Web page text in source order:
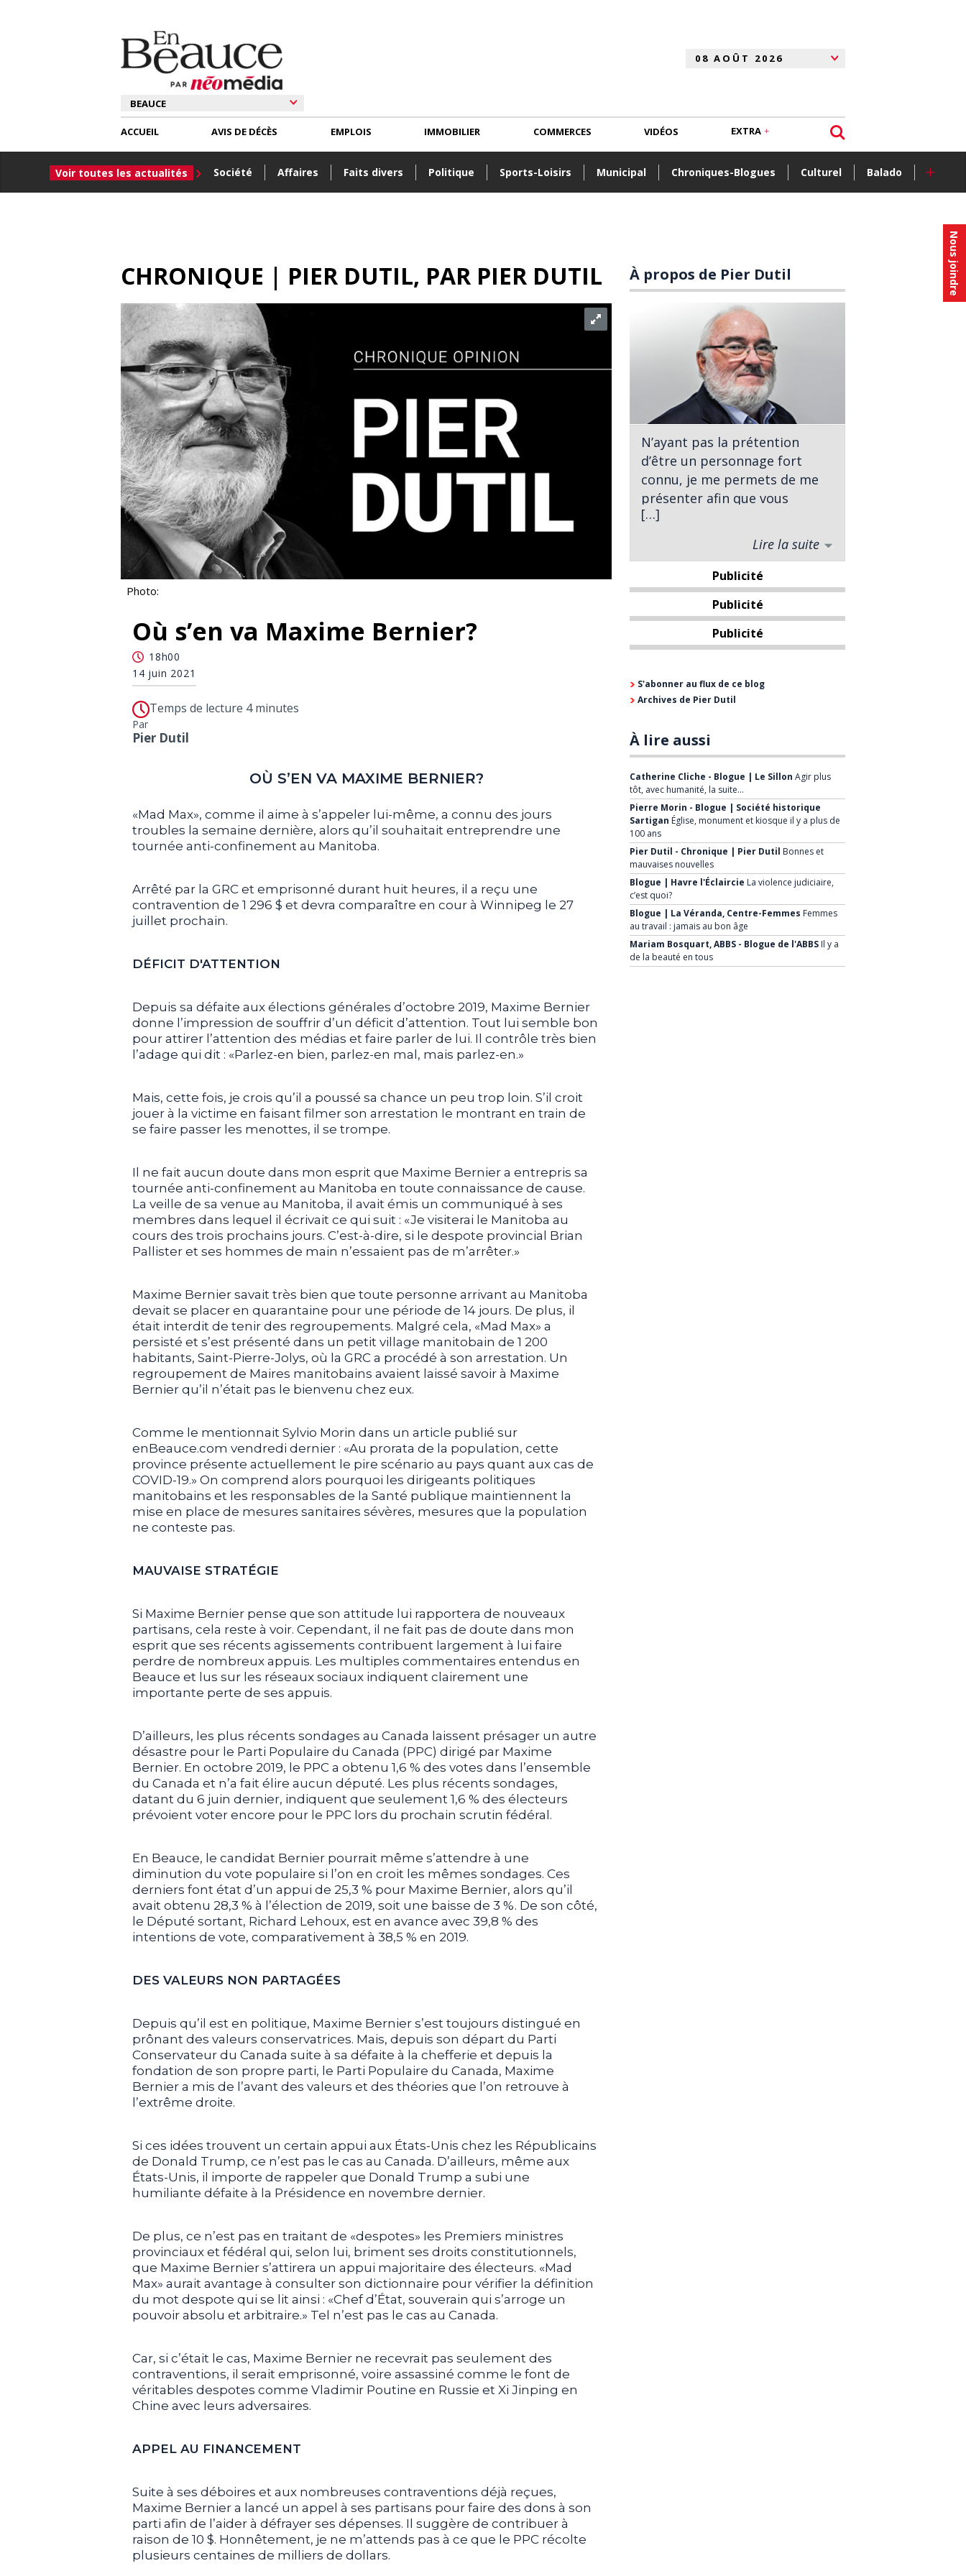
Nous joindre
ACCUEIL
Voir toutes les actualités Société Affaires Faits divers Politique Sports-Loisirs Municipal Chroniques-Blogues Culturel Balado +
AVIS DE DÉCÈS EMPLOIS IMMOBILIER COMMERCES VIDÉOS EXTRA
CHRONIQUE | PIER DUTIL, PAR PIER DUTIL
Photo:
Où s’en va Maxime Bernier?
18h00
14 juin 2021
Temps de lecture 4 minutes
Par
Pier Dutil
OÙ S’EN VA MAXIME BERNIER?
«Mad Max», comme il aime à s’appeler lui-même, a connu des jours
troubles la semaine dernière, alors qu’il souhaitait entreprendre une
tournée anti-confinement au Manitoba.
Arrêté par la GRC et emprisonné durant huit heures, il a reçu une
contravention de 1 296 $ et devra comparaître en cour à Winnipeg le 27
juillet prochain.
DÉFICIT D'ATTENTION
Depuis sa défaite aux élections générales d’octobre 2019, Maxime Bernier
donne l’impression de souffrir d’un déficit d’attention. Tout lui semble bon
pour attirer l’attention des médias et faire parler de lui. Il contrôle très bien
l’adage qui dit : «Parlez-en bien, parlez-en mal, mais parlez-en.»
Mais, cette fois, je crois qu’il a poussé sa chance un peu trop loin. S’il croit
jouer à la victime en faisant filmer son arrestation le montrant en train de
se faire passer les menottes, il se trompe.
Il ne fait aucun doute dans mon esprit que Maxime Bernier a entrepris sa
tournée anti-confinement au Manitoba en toute connaissance de cause.
La veille de sa venue au Manitoba, il avait émis un communiqué à ses
membres dans lequel il écrivait ce qui suit : «Je visiterai le Manitoba au
cours des trois prochains jours. C’est-à-dire, si le despote provincial Brian
Pallister et ses hommes de main n’essaient pas de m’arrêter.»
Maxime Bernier savait très bien que toute personne arrivant au Manitoba
devait se placer en quarantaine pour une période de 14 jours. De plus, il
était interdit de tenir des regroupements. Malgré cela, «Mad Max» a
persisté et s’est présenté dans un petit village manitobain de 1 200
habitants, Saint-Pierre-Jolys, où la GRC a procédé à son arrestation. Un
regroupement de Maires manitobains avaient laissé savoir à Maxime
Bernier qu’il n’était pas le bienvenu chez eux.
Comme le mentionnait Sylvio Morin dans un article publié sur
enBeauce.com vendredi dernier : «Au prorata de la population, cette
province présente actuellement le pire scénario au pays quant aux cas de
COVID-19.» On comprend alors pourquoi les dirigeants politiques
manitobains et les responsables de la Santé publique maintiennent la
mise en place de mesures sanitaires sévères, mesures que la population
ne conteste pas.
MAUVAISE STRATÉGIE
Si Maxime Bernier pense que son attitude lui rapportera de nouveaux
partisans, cela reste à voir. Cependant, il ne fait pas de doute dans mon
esprit que ses récents agissements contribuent largement à lui faire
perdre de nombreux appuis. Les multiples commentaires entendus en
Beauce et lus sur les réseaux sociaux indiquent clairement une
importante perte de ses appuis.
D’ailleurs, les plus récents sondages au Canada laissent présager un autre
désastre pour le Parti Populaire du Canada (PPC) dirigé par Maxime
Bernier. En octobre 2019, le PPC a obtenu 1,6 % des votes dans l’ensemble
du Canada et n’a fait élire aucun député. Les plus récents sondages,
datant du 6 juin dernier, indiquent que seulement 1,6 % des électeurs
prévoient voter encore pour le PPC lors du prochain scrutin fédéral.
En Beauce, le candidat Bernier pourrait même s’attendre à une
diminution du vote populaire si l’on en croit les mêmes sondages. Ces
derniers font état d’un appui de 25,3 % pour Maxime Bernier, alors qu’il
avait obtenu 28,3 % à l’élection de 2019, soit une baisse de 3 %. De son côté,
le Député sortant, Richard Lehoux, est en avance avec 39,8 % des
intentions de vote, comparativement à 38,5 % en 2019.
DES VALEURS NON PARTAGÉES
Depuis qu’il est en politique, Maxime Bernier s’est toujours distingué en
prônant des valeurs conservatrices. Mais, depuis son départ du Parti
Conservateur du Canada suite à sa défaite à la chefferie et depuis la
fondation de son propre parti, le Parti Populaire du Canada, Maxime
Bernier a mis de l’avant des valeurs et des théories que l’on retrouve à
l’extrême droite.
Si ces idées trouvent un certain appui aux États-Unis chez les Républicains
de Donald Trump, ce n’est pas le cas au Canada. D’ailleurs, même aux
États-Unis, il importe de rappeler que Donald Trump a subi une
humiliante défaite à la Présidence en novembre dernier.
De plus, ce n’est pas en traitant de «despotes» les Premiers ministres
provinciaux et fédéral qui, selon lui, briment ses droits constitutionnels,
que Maxime Bernier s’attirera un appui majoritaire des électeurs. «Mad
Max» aurait avantage à consulter son dictionnaire pour vérifier la définition
du mot despote qui se lit ainsi : «Chef d’État, souverain qui s’arroge un
pouvoir absolu et arbitraire.» Tel n’est pas le cas au Canada.
Car, si c’était le cas, Maxime Bernier ne recevrait pas seulement des
contraventions, il serait emprisonné, voire assassiné comme le font de
véritables despotes comme Vladimir Poutine en Russie et Xi Jinping en
Chine avec leurs adversaires.
APPEL AU FINANCEMENT
Suite à ses déboires et aux nombreuses contraventions déjà reçues,
Maxime Bernier a lancé un appel à ses partisans pour faire des dons à son
parti afin de l’aider à défrayer ses dépenses. Il suggère de contribuer à
raison de 10 $. Honnêtement, je ne m’attends pas à ce que le PPC récolte
plusieurs centaines de milliers de dollars.
À propos de Pier Dutil
N’ayant pas la prétention
d’être un personnage fort
connu, je me permets de me
présenter afin que vous
sachiez à qui vous avez affaire.
Né à St-Georges, j’ai complété
des études universitaires en
sciences politiques à
l’Université Laval. À titre
d’analyste politique j’ai
entrepris ma carrière
journaliste et rédacteur-en-
chef de divers hebdomadaires,
également collaboré à
plusieurs reprises à la radio et
à la télévision de Radio-
Canada.
Après six ans, j’ai quitté le
journalisme pour me joindre
au Groupe Canam Manac où
j’ai rempli diverses fonctions
durant 22 ans. J’ai aussi
brièvement occupé des
fonctions chez Québécor et j’ai
été associé chez
Communication Soleil, une
[…]
Lire la suite
Publicité
Publicité
Publicité
S'abonner au flux de ce blog
Archives de Pier Dutil
À lire aussi
Catherine Cliche - Blogue | Le Sillon Agir plus
tôt, avec humanité, la suite…
Pierre Morin - Blogue | Société historique
Sartigan Église, monument et kiosque il y a plus de
100 ans
Pier Dutil - Chronique | Pier Dutil Bonnes et
mauvaises nouvelles
Blogue | Havre l'Éclaircie La violence judiciaire,
c’est quoi?
Blogue | La Véranda, Centre-Femmes Femmes
au travail : jamais au bon âge
Mariam Bosquart, ABBS - Blogue de l'ABBS Il y a
de la beauté en tous